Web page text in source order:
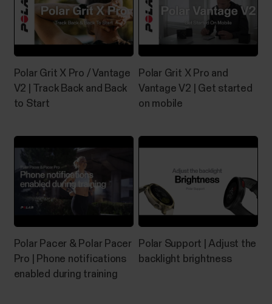
Polar Grit X Pro / Vantage
V2 | Track Back and Back
to Start
Polar Grit X Pro and
Vantage V2 | Get started
on mobile
Polar Pacer & Polar Pacer
Pro | Phone notifications
enabled during training
Polar Support | Adjust the
backlight brightness